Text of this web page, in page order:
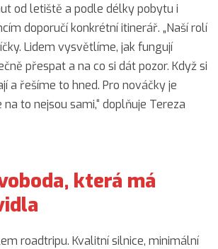
od letiště a podle délky pobytu i
doporučí konkrétní itinerář. „Naší rolí
Lidem vysvětlíme, jak fungují
přespat a na co si dát pozor. Když si
a řešíme to hned. Pro nováčky je
to nejsou sami,“ doplňuje Tereza
která má
roadtripu. Kvalitní silnice, minimální